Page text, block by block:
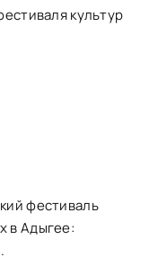
фестиваль
в Адыгее: